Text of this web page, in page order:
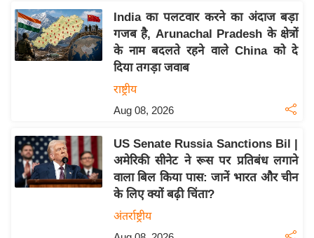
खे
ल
क्रि
L
2
0
India का पलटवार करने का अंदाज बड़ा
गजब है, Arunachal Pradesh के क्षेत्रों
के नाम बदलते रहने वाले China को दे
दिया तगड़ा जवाब
राष्ट्रीय
Aug 08, 2026
US Senate Russia Sanctions Bil |
अमेरिकी सीनेट ने रूस पर प्रतिबंध लगाने
वाला बिल किया पास: जानें भारत और चीन
के लिए क्यों बढ़ी चिंता?
अंतर्राष्ट्रीय